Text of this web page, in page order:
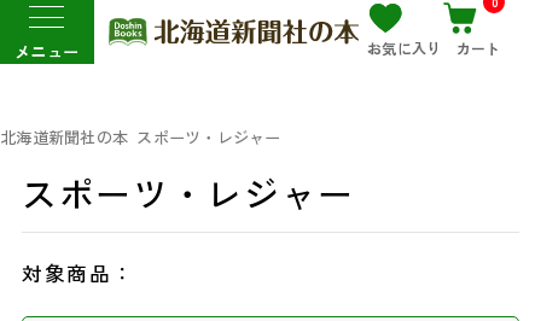
メニュー お気に入り カート
北海道新聞社の本 スポーツ・レジャー
スポーツ・レジャー
対象商品：